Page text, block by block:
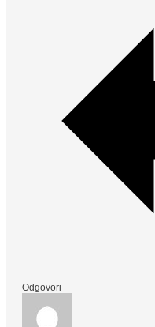
Odgovori